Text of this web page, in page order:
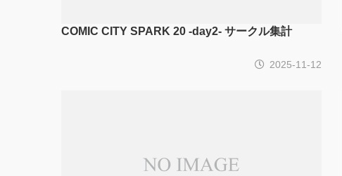
COMIC CITY SPARK 20 -day2- サークル集計
2025-11-12